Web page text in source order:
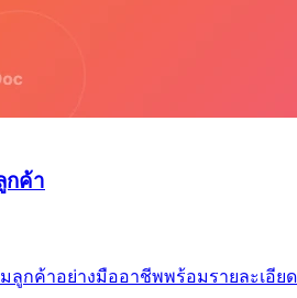
กค้า
มลูกค้าอย่างมืออาชีพพร้อมรายละเอี